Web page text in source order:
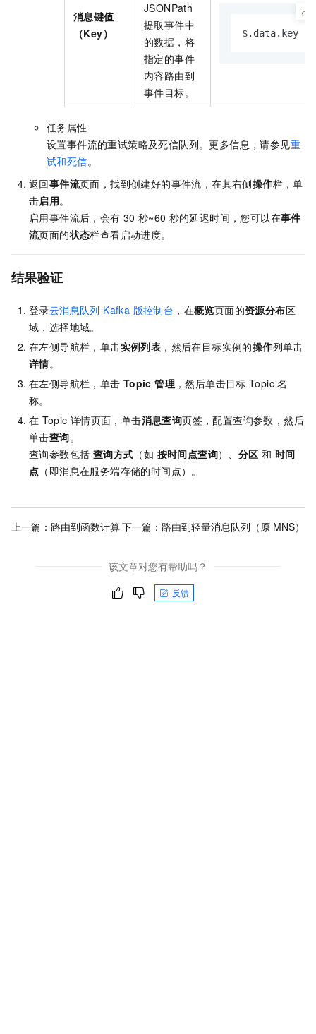
消息键值
（Key）
JSONPath
提取事件中
的数据，将
指定的事件
内容路由到
事件目标。
$.data.key
任务属性
设置事件流的重试策略及死信队列。更多信息，请参见重
试和死信。
返回事件流页面，找到创建好的事件流，在其右侧操作栏，单
击启用。
启用事件流后，会有 30 秒~60 秒的延迟时间，您可以在事件
流页面的状态栏查看启动进度。
结果验证
登录云消息队列 Kafka 版控制台 ，在概览页面的资源分布区
域，选择地域。
在左侧导航栏，单击实例列表 ，然后在目标实例的操作列单击
详情。
在左侧导航栏，单击 Topic 管理 ，然后单击目标 Topic 名
称。
在 Topic 详情页面，单击消息查询页签，配置查询参数，然后
单击查询。
查询参数包括 查询方式 （如 按时间点查询）、 分区 和 时间
点 （即消息在服务端存储的时间点）。
上一篇： 路由到函数计算下一篇： 路由到轻量消息队列（原 MNS）
该文章对您有帮助吗？
反馈